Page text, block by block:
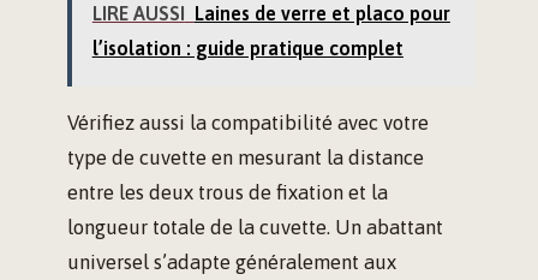
LIRE AUSSI Laines de verre et placo pour
l’isolation : guide pratique complet
Vérifiez aussi la compatibilité avec votre
type de cuvette en mesurant la distance
entre les deux trous de fixation et la
longueur totale de la cuvette. Un abattant
universel s’adapte généralement aux